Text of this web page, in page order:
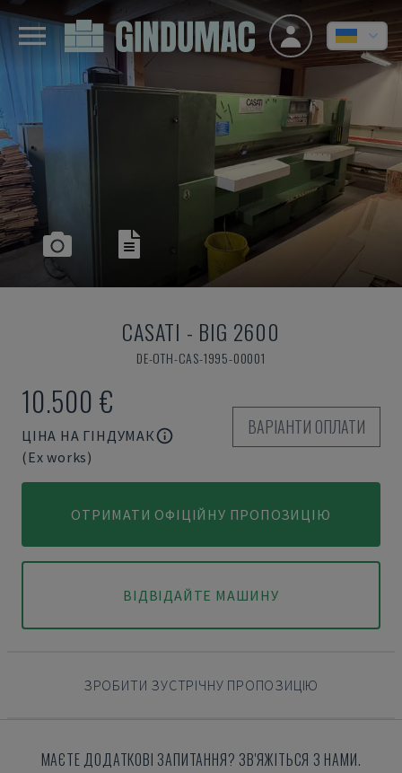
CASATI - BIG 2600
DE-OTH-CAS-1995-00001
10.500 €
ЦІНА НА ГІНДУМАК
(Ex works)
ВАРІАНТИ ОПЛАТИ
ОТРИМАТИ ОФІЦІЙНУ ПРОПОЗИЦІЮ
ВІДВІДАЙТЕ МАШИНУ
ЗРОБИТИ ЗУСТРІЧНУ ПРОПОЗИЦІЮ
МАЄТЕ ДОДАТКОВІ ЗАПИТАННЯ? ЗВ'ЯЖІТЬСЯ З НАМИ.